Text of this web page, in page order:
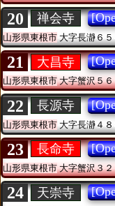
20 禅会寺
山形県東根市 大字長瀞６
21 大昌寺
山形県東根市大字蟹沢５６
22 長源寺
山形県東根市 大字長瀞４８
23 長命寺
山形県東根市大字蟹沢３２
24 天崇寺